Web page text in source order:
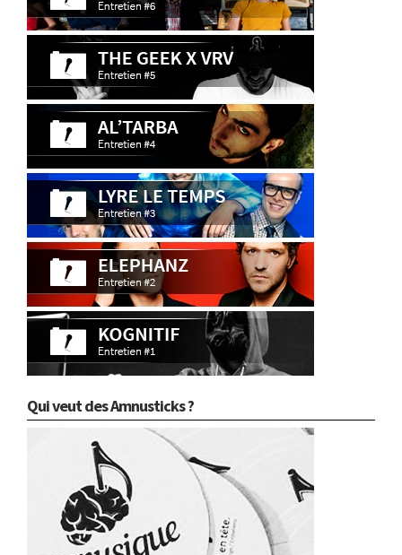
Qui veut des Amnusticks ?